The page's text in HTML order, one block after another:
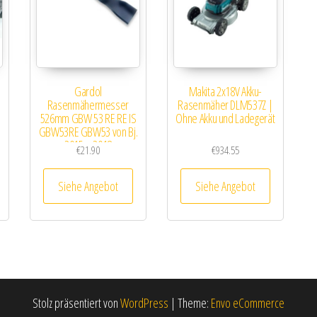
Gardol
Rasenmähermesser
526mm GBW 53 RE RE IS
GBW53RE GBW53 von Bj.
2015 – 2018
€21.90
Siehe Angebot
Makita 2x18V Akku-
Rasenmäher DLM537Z |
Ohne Akku und Ladegerät
€934.55
Siehe Angebot
Stolz präsentiert vonWordPress | Theme: Envo eCommerce